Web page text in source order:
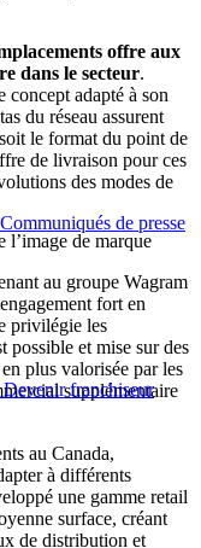
Communiqués de presse
Devenir franchiseur
offre aux
dans le secteur.
concept adapté à son
du réseau assurent
le format du point de
de livraison pour ces
des modes de
l’image de marque
au groupe Wagram
fort en
privilégie les
possible et mise sur des
plus valorisée par les
supplémentaire
au Canada,
à différents
une gamme retail
surface, créant
de distribution et